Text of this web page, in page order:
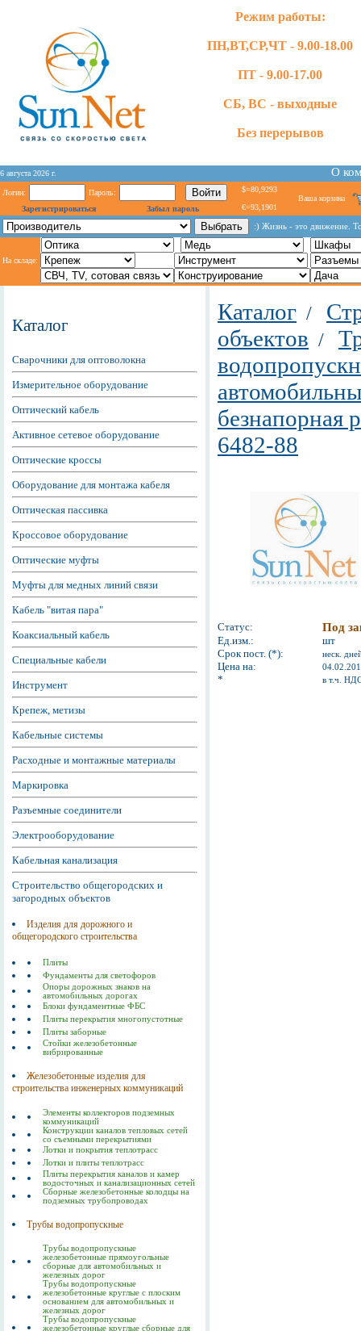
Режим работы:
ПН,ВТ,СР,ЧТ - 9.00-18.00
ПТ - 9.00-17.00
СБ, ВС - выходные
Без перерывов
6 августа 2026 г. О
Логин:
Пароль:
Зарегистрироваться
Забыл пароль
$=80,9293
€=93,1901
Ваша корзина
:) Жизнь - это движение.
На складе:
Каталог
Сварочники для оптоволокна
Измерительное оборудование
Оптический кабель
Активное сетевое оборудование
Оптические кроссы
Оборудование для монтажа кабеля
Оптическая пассивка
Кроссовое оборудование
Оптические муфты
Муфты для медных линий связи
Кабель "витая пара"
Коаксиальный кабель
Специальные кабели
Инструмент
Крепеж, метизы
Кабельные системы
Расходные и монтажные материалы
Маркировка
Разъемные соединители
Электрооборудование
Кабельная канализация
Строительство общегородских и
загородных объектов
Изделия для дорожного и
общегородского строительства
Плиты
Фундаменты для светофоров
Опоры дорожных знаков на
автомобильных дорогах
Блоки фундаментные ФБС
Плиты перекрытия многопустотные
Плиты заборные
Стойки железобетонные
вибрированные
Железобетонные изделия для
строительства инженерных коммуникаций
Элементы коллекторов подземных
коммуникаций
Конструкции каналов тепловых сетей
со съемными перекрытиями
Лотки и покрытия теплотрасс
Лотки и плиты теплотрасс
Плиты перекрытия каналов и камер
водосточных и канализационных сетей
Сборные железобетонные колодцы на
подземных трубопроводах
Трубы водопропускные
Трубы водопропускные
железобетонные прямоугольные
сборные для автомобильных и
железных дорог
Трубы водопропускные
железобетонные круглые с плоским
основанием для автомобильных и
железных дорог
Трубы водопропускные
железобетонные круглые сборные для
Каталог /
объектов /
безнапорная
6482-88
Статус: Под
Ед.изм.:
шт
Срок пост. (*):
неск.
Цена на:
* в т.ч.